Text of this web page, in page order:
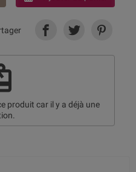
produit car il y a déjà une